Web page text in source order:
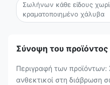
Σωλήνων κάθε είδους
κραματοποιημένο χάλυβα
Σύνοψη του προϊόντος
Περιγραφή των
ανθεκτικοί στη διάβρωση